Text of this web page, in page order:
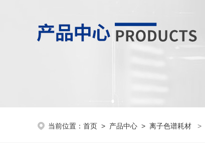
当前位置： 首页 > 产品中心 > 离子色谱耗材 >